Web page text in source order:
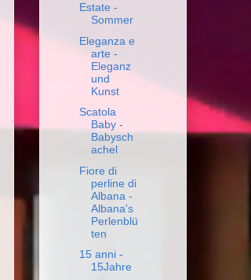
Estate -
Sommer
Eleganza e
arte -
Eleganz
und
Kunst
Scatola
Baby -
Babysch
achel
Fiore di
perline di
Albana -
Albana's
Perlenblü
ten
15 anni -
15Jahre